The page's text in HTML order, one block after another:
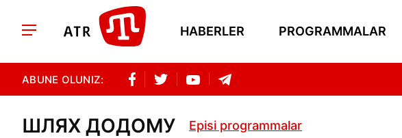
HABERLER PROGRAMMALAR
ABUNE OLUNIZ:
ШЛЯХ ДОДОМУ Episi programmalar